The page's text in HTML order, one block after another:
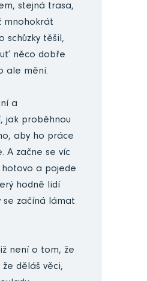
stejná trasa,
mnohokrát
schůzky těšil,
něco dobře
ale mění.
a
jak proběhnou
aby ho práce
A začne se víc
a pojede
hodně lidí
začíná lámat
není o tom, že
děláš věci,